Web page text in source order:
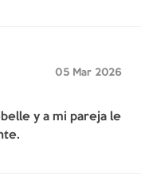
05 Mar 2026
y a mi pareja le